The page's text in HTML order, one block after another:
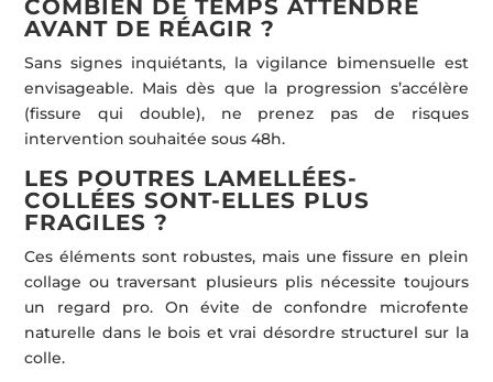
COMBIEN DE TEMPS ATTENDRE
AVANT DE RÉAGIR ?
Sans signes inquiétants, la vigilance bimensuelle est
envisageable. Mais dès que la progression s’accélère
(fissure qui double), ne prenez pas de risques
intervention souhaitée sous 48h.
LES POUTRES LAMELLÉES-
COLLÉES SONT-ELLES PLUS
FRAGILES ?
Ces éléments sont robustes, mais une fissure en plein
collage ou traversant plusieurs plis nécessite toujours
un regard pro. On évite de confondre microfente
naturelle dans le bois et vrai désordre structurel sur la
colle.